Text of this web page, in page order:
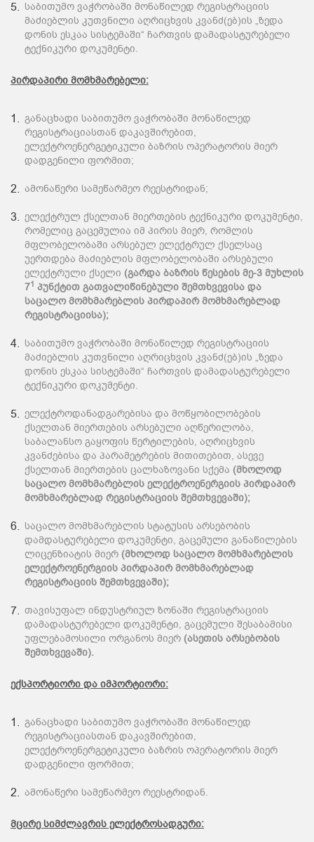
საბითუმო ვაჭრობაში მონაწილედ რეგისტრაციის
მაძიებლის კუთვნილი აღრიცხვის კვანძ(ებ)ის „ზედა
დონის ესკაა სისტემაში“ ჩართვის დამადასტურებელი
ტექნიკური დოკუმენტი.
პირდაპირი მომხმარებელი:
განაცხადი საბითუმო ვაჭრობაში მონაწილედ
რეგისტრაციასთან დაკავშირებით,
ელექტროენერგეტიკული ბაზრის ოპერატორის მიერ
დადგენილი ფორმით;
ამონაწერი სამეწარმეო რეესტრიდან;
ელექტრულ ქსელთან მიერთების ტექნიკური დოკუმენტი,
რომელიც გაცემულია იმ პირის მიერ, რომლის
მფლობელობაში არსებულ ელექტრულ ქსელსაც
უერთდება მაძიებლის მფლობელობაში არსებული
ელექტრული ქსელი (გარდა ბაზრის წესების მე-3 მუხლის
71 პუნქტით გათვალიწინებული შემთხვევისა და
საცალო მომხმარებლის პირდაპირ მომხმარებლად
რეგისტრაციისა);
საბითუმო ვაჭრობაში მონაწილედ რეგისტრაციის
მაძიებლის კუთვნილი აღრიცხვის კვანძ(ებ)ის „ზედა
დონის ესკაა სისტემაში“ ჩართვის დამადასტურებელი
ტექნიკური დოკუმენტი.
ელექტროდანადგარებისა და მოწყობილობების
ქსელთან მიერთების არსებული აღწერილობა,
საბალანსო გაყოფის წერტილების, აღრიცხვის
კვანძებისა და პარამეტრების მითითებით, ასევე
ქსელთან მიერთების ცალხაზოვანი სქემა (მხოლოდ
საცალო მომხმარებლის ელექტროენერგიის პირდაპირ
მომხმარებლად რეგისტრაციის შემთხვევაში);
საცალო მომხმარებლის სტატუსის არსებობის
დამდასტურებელი დოკუმენტი, გაცემული განაწილების
ლიცენზიატის მიერ (მხოლოდ საცალო მომხმარებლის
ელექტროენერგიის პირდაპირ მომხმარებლად
რეგისტრაციის შემთხვევაში);
თავისუფალ ინდუსტრიულ ზონაში რეგისტრაციის
დამადასტურებელი დოკუმენტი, გაცემული შესაბამისი
უფლებამოსილი ორგანოს მიერ (ასეთის არსებობის
შემთხვევაში).
ექსპორტიორი და იმპორტიორი:
განაცხადი საბითუმო ვაჭრობაში მონაწილედ
რეგისტრაციასთან დაკავშირებით,
ელექტროენერგეტიკული ბაზრის ოპერატორის მიერ
დადგენილი ფორმით;
ამონაწერი სამეწარმეო რეესტრიდან.
მცირე სიმძლავრის ელექტროსადგური: